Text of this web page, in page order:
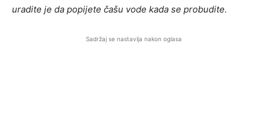
uradite je da popijete čašu vode kada se probudite.
Sadržaj se nastavlja nakon oglasa